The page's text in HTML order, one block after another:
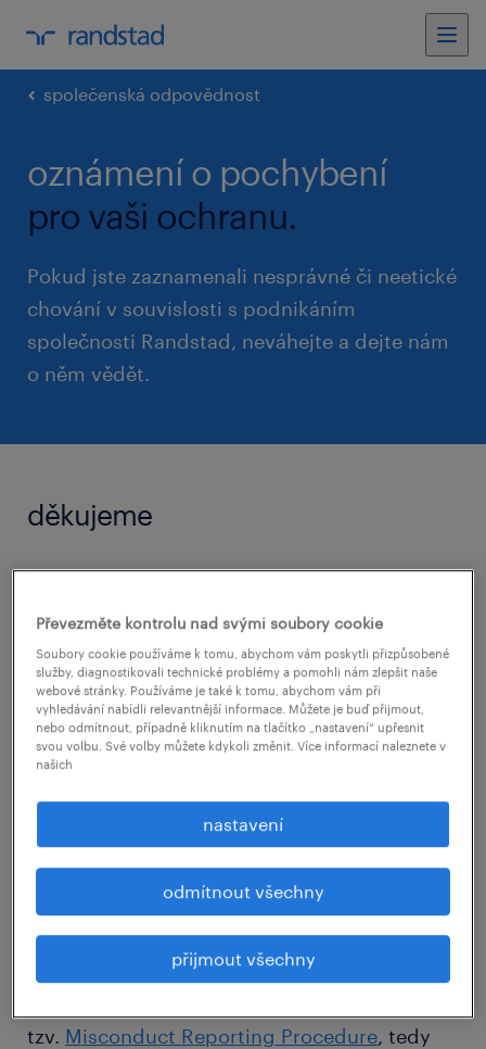
společenská odpovědnost
oznámení o pochybení
pro vaši ochranu.
Pokud jste zaznamenali nesprávné či neetické
chování v souvislosti s podnikáním
společnosti Randstad, neváhejte a dejte nám
o něm vědět.
děkujeme
Randstad je mezinárodní organizace s
globálním důrazem na reprezentativní, etické
a legální jednání všech našich zástupců, které
je v souladu s našimi základními hodnotami:
to know, to serve, to trust (vědět, sloužit,
důvěřovat) současně prosazovat všechny tyto
zájmy a usilovat o dokonalost. Jako součást
naší kultury otevřenosti a odpovědnosti
požadujeme, aby všechny zůčastněné strany
hlásily jakékoliv jednání, které tyto hodnoty
Pro umožnění nahlášení podezření nebo
tzv. Misconduct Reporting Procedure, tedy
Převezměte kontrolu nad svými soubory cookie
Soubory cookie používáme k tomu, abychom vám poskytli přizpůsobené
služby, diagnostikovali technické problémy a pomohli nám zlepšit naše
webové stránky. Používáme je také k tomu, abychom vám při
vyhledávání nabídli relevantnější informace. Můžete je buď přijmout,
nebo odmítnout, případně kliknutím na tlačítko „nastavení“ upřesnit
svou volbu. Své volby můžete kdykoli změnit. Více informací naleznete v
našich
nastavení
odmítnout všechny
přijmout všechny